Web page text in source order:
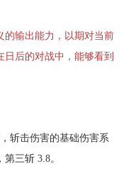
的输出能力，以期对当前
后的对战中，能够看到
斩击伤害的基础伤害系
三斩 3.8。